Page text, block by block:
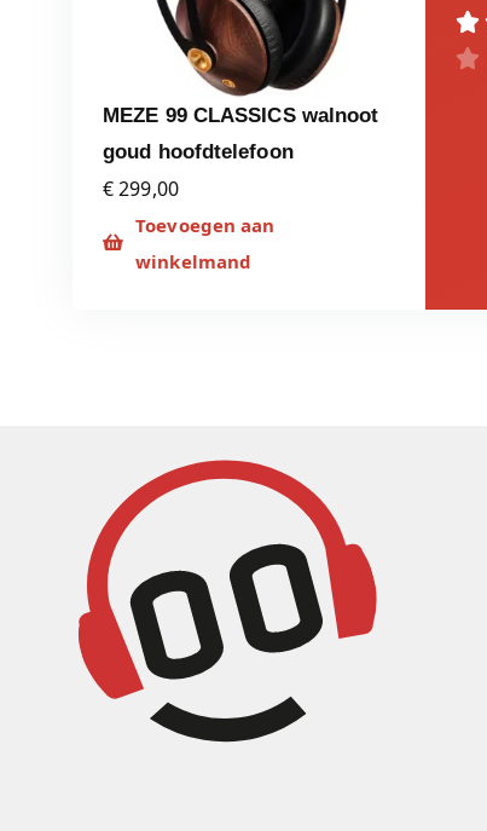
MEZE 99 CLASSICS walnoot
goud hoofdtelefoon
€ 299,00
Toevoegen aan
winkelmand

